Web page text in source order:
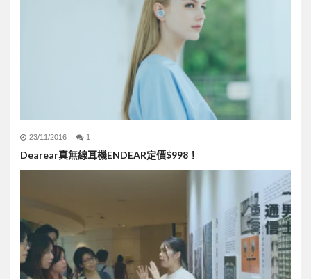
23/11/2016 1
Dearear真無線耳機ENDEAR定價$998！